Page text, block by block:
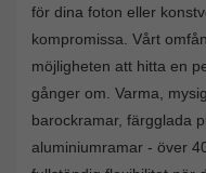
för dina foton eller
kompromissa. Vårt
möjligheten att hitta en
gånger om. Varma,
barockramar, färgglada
aluminiumramar - över